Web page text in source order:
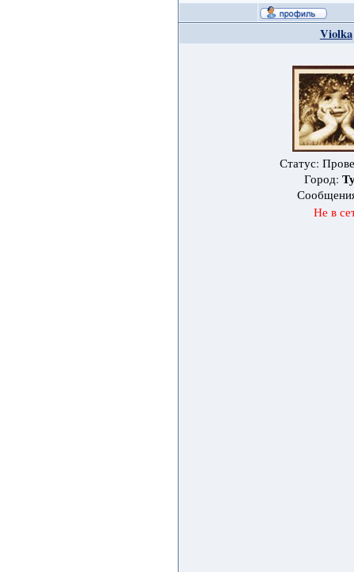
Violka
Статус:
Город:
Не в